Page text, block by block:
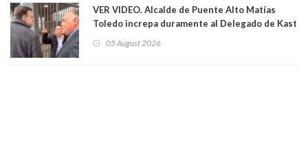
VER VIDEO. Alcalde de Puente Alto Matías
Toledo increpa duramente al Delegado de Kast
delegado nuevamente arrancando"
05 August 2026